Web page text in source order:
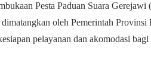
Pesta Paduan Suara Gerejawi
oleh Pemerintah Provinsi
pelayanan dan akomodasi